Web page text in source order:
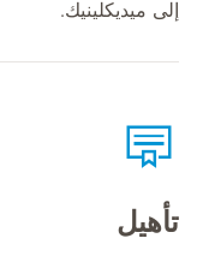
إلى ميديكلينيك.
تأهيل